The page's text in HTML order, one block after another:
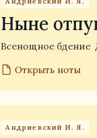
Ныне
Всенощное бдение
Открыть ноты
Андриевский И. Я.